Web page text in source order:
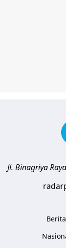
Jl. Binagriya
Berita